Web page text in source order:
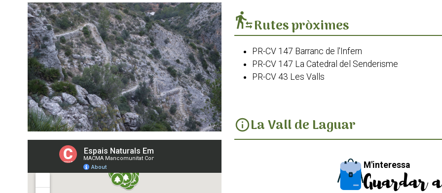
transfer_within_a_stationRutes pròximes
PR-CV 147 Barranc de l'Infern
PR-CV 147 La Catedral del Senderisme
PR-CV 43 Les Valls
infoLa Vall de Laguar
M'interessa
Guardar